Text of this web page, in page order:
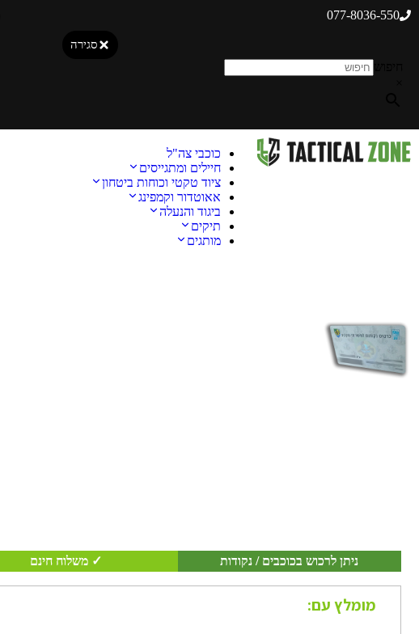
077-8036-550
סגירה
כוכבי צה"ל
חיילים ומתגייסים
ציוד טקטי וכוחות ביטחון
אאוטדור וקמפינג
ביגוד והנעלה
תיקים
מותגים
ניתן לרכוש בכוכבים / נקודות ✓ משלוח חינם
מומלץ עם: